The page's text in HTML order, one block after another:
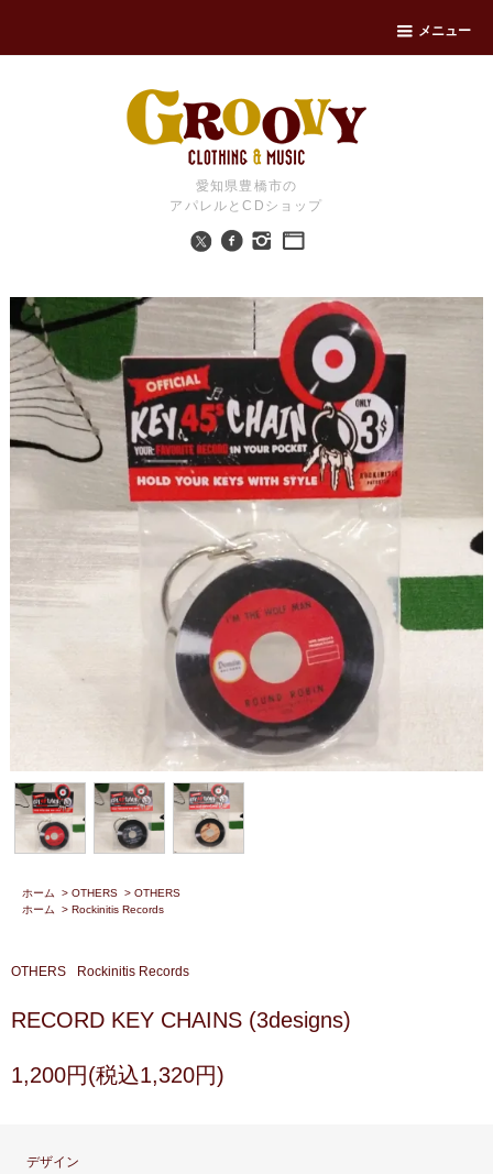
メニュー
愛知県豊橋市の
アパレルとCDショップ
ホーム > OTHERS > OTHERS
ホーム
> Rockinitis Records
OTHERS Rockinitis Records
RECORD KEY CHAINS (3designs)
1,200円(税込1,320円)
デザイン